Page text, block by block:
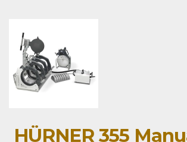
HÜRNER 355